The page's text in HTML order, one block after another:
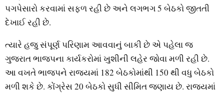
પગપેસારો કરવામાં સફળ રહી છે અને લગભગ 5 બેઠકો જીતતી
દેખાઈ રહી છે.
ત્યારે હજુ સંપૂર્ણ પરિણામ આવવાનું બાકી છે એ પહેલા જ
ગુજરાત ભાજપના કાર્યકરોમાં ખુશીની લહેર જોવા મળી રહી છે.
આ વખતે ભાજપને રાજ્યમાં 182 બેઠકોમાંથી 150 થી વધુ બેઠકો
મળી શકે છે. કોંગ્રેસ 20 બેઠકો સુધી સીમિત જણાય છે. રાજ્યમાં